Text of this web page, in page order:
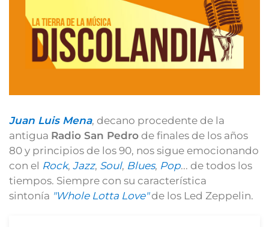
Juan Luis Mena, decano procedente de la
antigua Radio San Pedro de finales de los años
80 y principios de los 90, nos sigue emocionando
con el Rock, Jazz, Soul, Blues, Pop... de todos los
tiempos. Siempre con su característica
sintonía "Whole Lotta Love"de los Led Zeppelin.